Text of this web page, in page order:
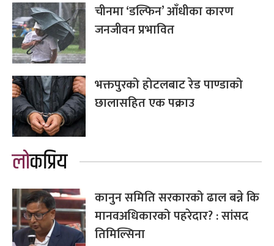
चीनमा ‘डल्फिन’ आँधीका कारण
जनजीवन प्रभावित
भक्तपुरको होटलबाट रेड पाण्डाको
छालासहित एक पक्राउ
लोकप्रिय
कानुन समिति सरकारको ढाल बन्ने कि
मानवअधिकारको पहरेदार? : सांसद
तिमिल्सिना